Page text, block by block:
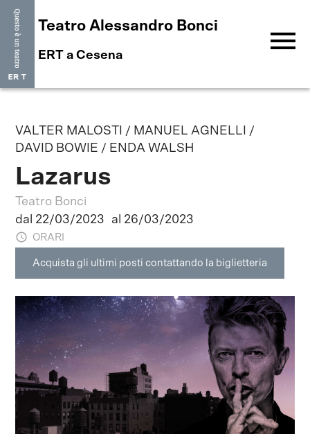
Teatro Alessandro Bonci
ERT a Cesena menu
VALTER MALOSTI / MANUEL AGNELLI /
DAVID BOWIE / ENDA WALSH
Lazarus
Teatro Bonci
dal 22/03/2023
al 26/03/2023
ORARI
Acquista gli ultimi posti contattando la biglietteria